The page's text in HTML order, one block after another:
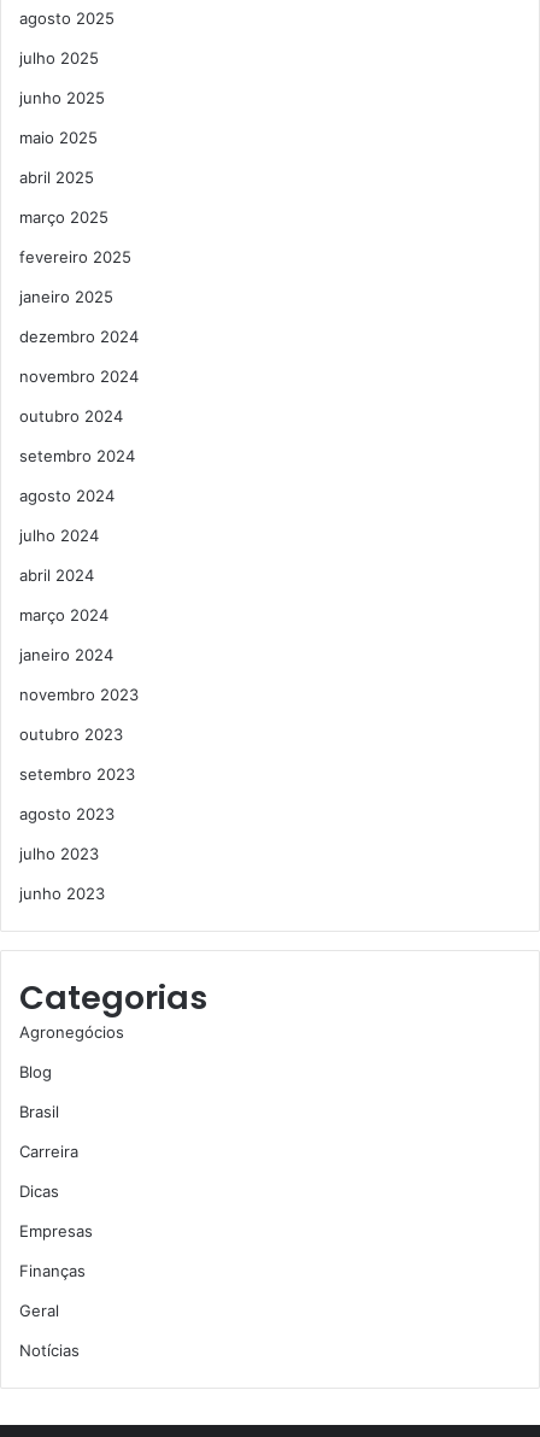
agosto 2025
julho 2025
junho 2025
maio 2025
abril 2025
março 2025
fevereiro 2025
janeiro 2025
dezembro 2024
novembro 2024
outubro 2024
setembro 2024
agosto 2024
julho 2024
abril 2024
março 2024
janeiro 2024
novembro 2023
outubro 2023
setembro 2023
agosto 2023
julho 2023
junho 2023
Categorias
Agronegócios
Blog
Brasil
Carreira
Dicas
Empresas
Finanças
Geral
Notícias